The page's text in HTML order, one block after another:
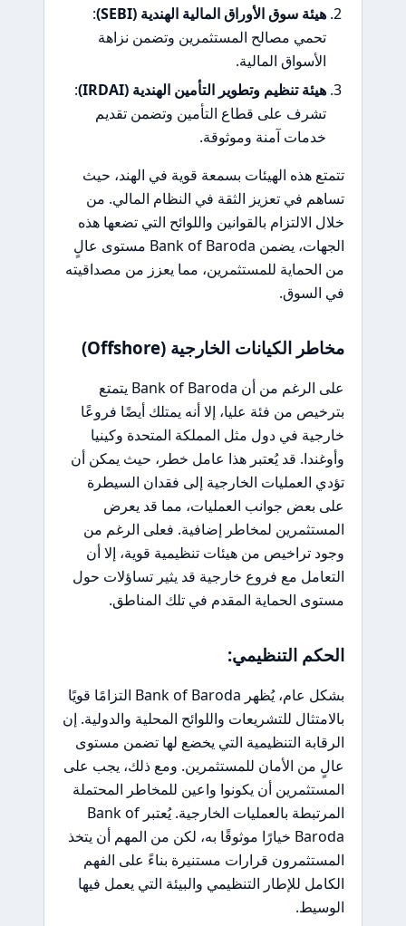
هيئة سوق الأوراق المالية الهندية (SEBI)
:
تحمي مصالح المستثمرين وتضمن نزاهة
الأسواق المالية.
هيئة تنظيم وتطوير التأمين الهندية (IRDAI)
:
تشرف على قطاع التأمين وتضمن تقديم
خدمات آمنة وموثوقة.
تتمتع هذه الهيئات بسمعة قوية في الهند، حيث
تساهم في تعزيز الثقة في النظام المالي. من
خلال الالتزام بالقوانين واللوائح التي تضعها هذه
الجهات، يضمن Bank of Baroda مستوى عالٍ
من الحماية للمستثمرين، مما يعزز من مصداقيته
في السوق.
مخاطر الكيانات الخارجية (Offshore)
على الرغم من أن Bank of Baroda يتمتع
بترخيص من فئة عليا، إلا أنه يمتلك أيضًا فروعًا
خارجية في دول مثل المملكة المتحدة وكينيا
وأوغندا. قد يُعتبر هذا عامل خطر، حيث يمكن أن
تؤدي العمليات الخارجية إلى فقدان السيطرة
على بعض جوانب العمليات، مما قد يعرض
المستثمرين لمخاطر إضافية. فعلى الرغم من
وجود تراخيص من هيئات تنظيمية قوية، إلا أن
التعامل مع فروع خارجية قد يثير تساؤلات حول
مستوى الحماية المقدم في تلك المناطق.
الحكم التنظيمي:
بشكل عام، يُظهر Bank of Baroda التزامًا قويًا
بالامتثال للتشريعات واللوائح المحلية والدولية. إن
الرقابة التنظيمية التي يخضع لها تضمن مستوى
عالٍ من الأمان للمستثمرين. ومع ذلك، يجب على
المستثمرين أن يكونوا واعين للمخاطر المحتملة
المرتبطة بالعمليات الخارجية. يُعتبر Bank of
Baroda خيارًا موثوقًا به، لكن من المهم أن يتخذ
المستثمرون قرارات مستنيرة بناءً على الفهم
الكامل للإطار التنظيمي والبيئة التي يعمل فيها
الوسيط.